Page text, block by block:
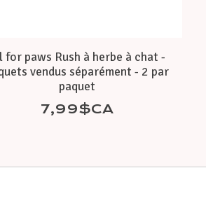
for paws Rush à herbe à chat -
vendus séparément - 2 par
paquet
7,99$CA